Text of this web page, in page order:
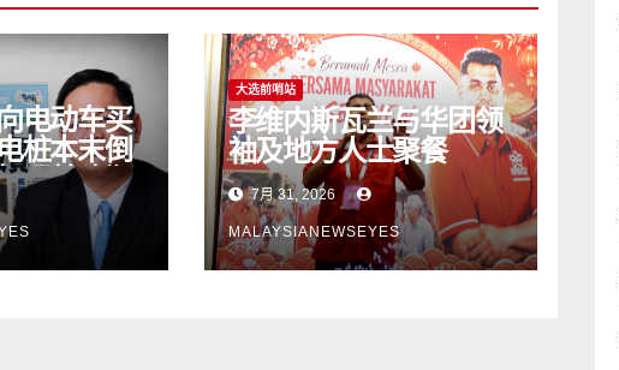
电动车买
桩本末倒
通基建瓶
转嫁消费
大选前哨站
李维内斯瓦兰与华团领
袖及地方人士聚餐
7月 31, 2026
MALAYSIANEWSEYES